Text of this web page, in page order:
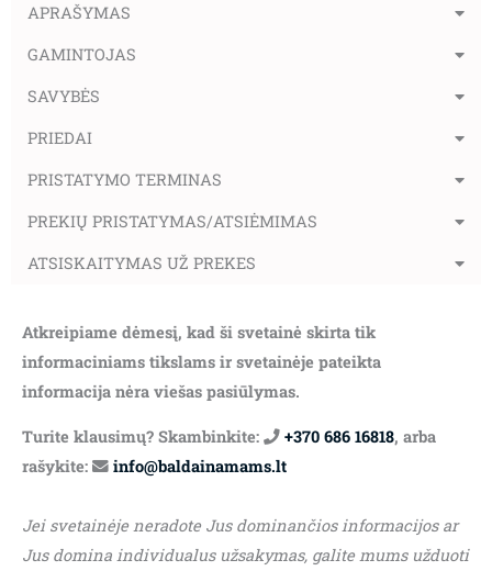
APRAŠYMAS
GAMINTOJAS
SAVYBĖS
PRIEDAI
PRISTATYMO TERMINAS
PREKIŲ PRISTATYMAS/ATSIĖMIMAS
ATSISKAITYMAS UŽ PREKES
Atkreipiame dėmesį, kad ši svetainė skirta tik
informaciniams tikslams ir svetainėje pateikta
informacija nėra viešas pasiūlymas.
Turite klausimų? Skambinkite: +370 686 16818, arba
rašykite:
info@baldainamams.lt
Jei svetainėje neradote Jus dominančios informacijos ar
Jus domina individualus užsakymas, galite mums užduoti